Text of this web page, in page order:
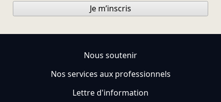
Je m’inscris
Nous soutenir
Nos services aux professionnels
Lettre d'information